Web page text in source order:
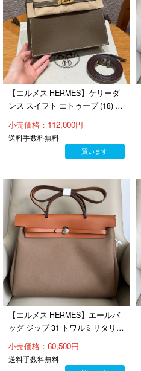
【エルメス HERMES】ケリーダ
ンス スイフト エトゥープ (18) ゴ
小売価格：112,000円
送料手数料無料
買います
【エルメス HERMES】エールバ
ッグ ジップ 31 トワルミリタリー
ヴァッシュハンター ブラウン シ
ルバー金具(100％マシン)
小売価格：60,500円
送料手数料無料